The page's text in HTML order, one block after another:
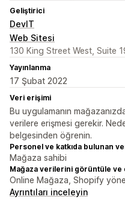
Geliştirici
DevIT
Web Sitesi
130 King Street West, Suite
Yayınlanma
17 Şubat 2022
Veri erişimi
Bu uygulamanın
verilere erişmesi gerekir.
belgesinden öğrenin.
Personel ve katkıda bulunan
Mağaza sahibi
Mağaza verilerini görüntüle ve
Online Mağaza, Shopify
Ayrıntıları inceleyin